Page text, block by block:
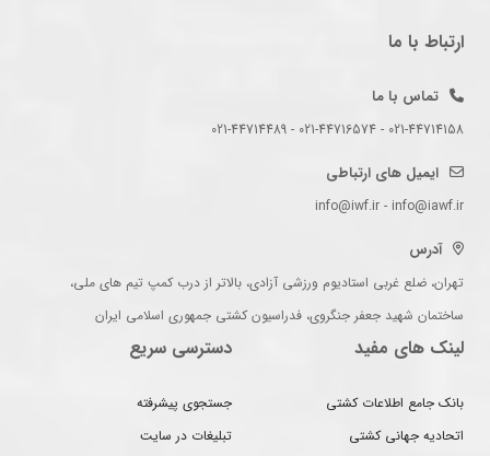
ارتباط با ما
تماس با ما
021-44714158 - 021-44716574 - 021-44714489
ایمیل های ارتباطی
info@iwf.ir - info@iawf.ir
آدرس
تهران، ضلع غربی استادیوم ورزشی آزادی، بالاتر از درب کمپ تیم های ملی،
ساختمان شهید جعفر جنگروی، فدراسیون کشتی جمهوری اسلامی ایران
لینک های مفید
بانک جامع اطلاعات کشتی
اتحادیه جهانی کشتی
دسترسی سریع
جستجوی پیشرفته
تبلیغات در سایت